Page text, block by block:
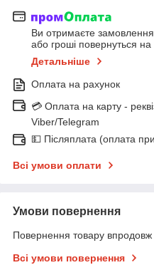
Ви отримаєте замовлення
або гроші повернуться на
Детальніше
Оплата на рахунок
💳 Оплата на карту -
Viber/Telegram
💵 Післяплата (оплата
Всі умови оплати
Умови повернення
Повернення товару впродовж
Всі умови повернення